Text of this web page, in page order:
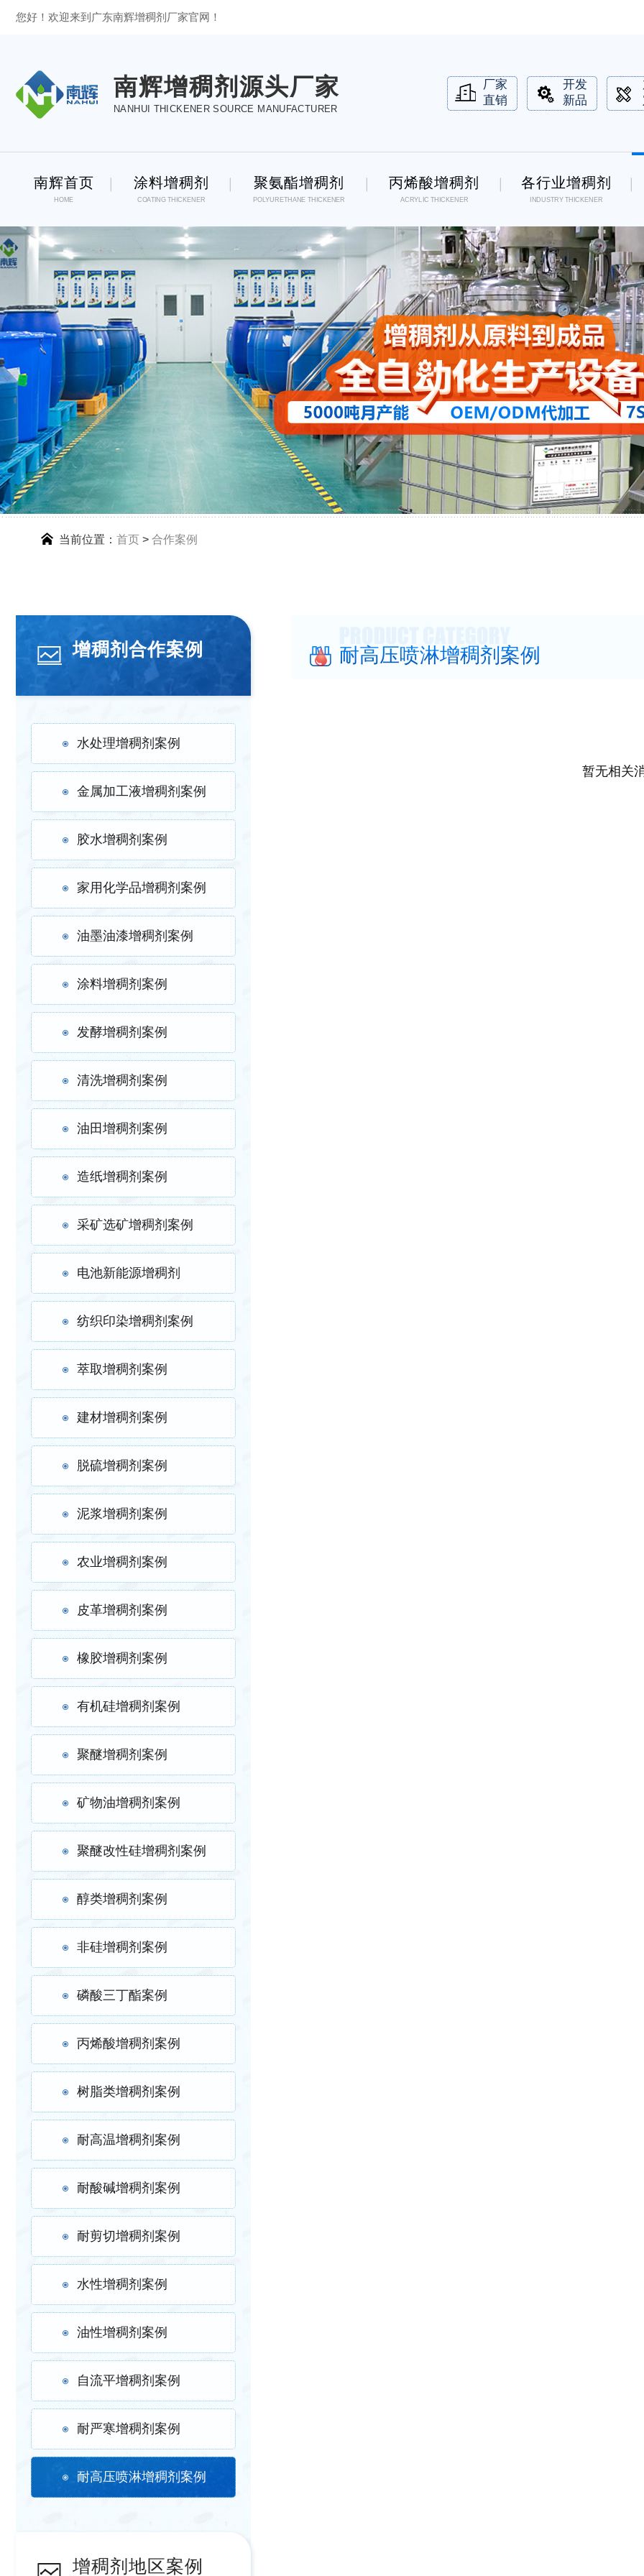
您好！欢迎来到广东南辉增稠剂厂家官网！
南辉增稠剂源头厂家
NANHUI THICKENER SOURCE MANUFACTURER
厂家
直销
开发
新品
南辉首页
HOME
涂料增稠剂
COATING THICKENER
聚氨酯增稠剂
POLYURETHANE THICKENER
丙烯酸增稠剂
ACRYLIC THICKENER
各行业增稠剂
INDUSTRY THICKENER
当前位置： 首页 > 合作案例
增稠剂合作案例
水处理增稠剂案例
金属加工液增稠剂案例
胶水增稠剂案例
家用化学品增稠剂案例
油墨油漆增稠剂案例
涂料增稠剂案例
发酵增稠剂案例
清洗增稠剂案例
油田增稠剂案例
造纸增稠剂案例
采矿选矿增稠剂案例
电池新能源增稠剂
纺织印染增稠剂案例
萃取增稠剂案例
建材增稠剂案例
脱硫增稠剂案例
泥浆增稠剂案例
农业增稠剂案例
皮革增稠剂案例
橡胶增稠剂案例
有机硅增稠剂案例
聚醚增稠剂案例
矿物油增稠剂案例
聚醚改性硅增稠剂案例
醇类增稠剂案例
非硅增稠剂案例
磷酸三丁酯案例
丙烯酸增稠剂案例
树脂类增稠剂案例
耐高温增稠剂案例
耐酸碱增稠剂案例
耐剪切增稠剂案例
水性增稠剂案例
油性增稠剂案例
自流平增稠剂案例
耐严寒增稠剂案例
耐高压喷淋增稠剂案例
增稠剂地区案例
耐高压喷淋增稠剂案例
暂无相关